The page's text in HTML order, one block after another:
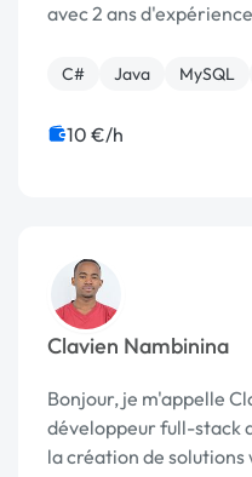
avec 2 ans
C# Java MySQL
10 €/h
Clavien Nambinina
Bonjour, je m'appelle
développeur full-stack
la création de